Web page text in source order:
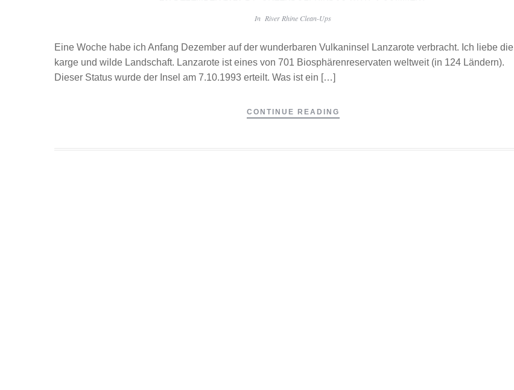
In River Rhine Clean-Ups
Eine Woche habe ich Anfang Dezember auf der wunderbaren Vulkaninsel Lanzarote verbracht. Ich liebe die
karge und wilde Landschaft. Lanzarote ist eines von 701 Biosphärenreservaten weltweit (in 124 Ländern).
Dieser Status wurde der Insel am 7.10.1993 erteilt. Was ist ein […]
CONTINUE READING